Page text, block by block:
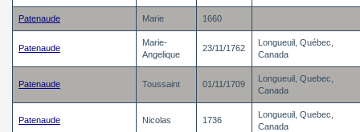
Patenaude Marie 1660
Patenaude
Marie-
Angelique
23/11/1762
Longueuil, Québec,
Canada
Patenaude Toussaint 01/11/1709
Longueuil, Quebec,
Canada
Patenaude Nicolas 1736
Longueuil, Quebec,
Canada